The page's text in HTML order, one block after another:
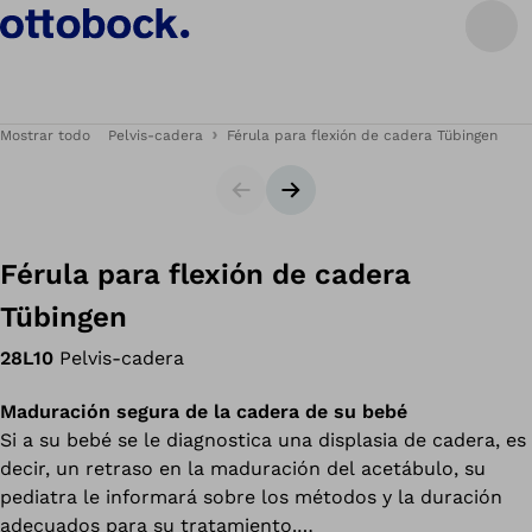
Mostrar todo Pelvis-cadera Férula para flexión de cadera Tübingen
DiapositivaSiguiente diapositiva
Férula para flexión de cadera
Tübingen
28L10 Pelvis-cadera
Maduración segura de la cadera de su bebé
Si a su bebé se le diagnostica una displasia de cadera, es
decir, un retraso en la maduración del acetábulo, su
pediatra le informará sobre los métodos y la duración
adecuados para su tratamiento.